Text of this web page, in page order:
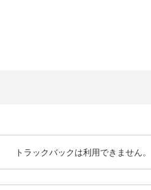
トラックバックは利用できません。